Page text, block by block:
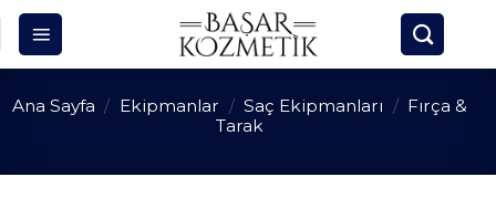
Skip
to
Ana Sayfa / Ekipmanlar / Saç Ekipmanları / Fırça &
Tarak